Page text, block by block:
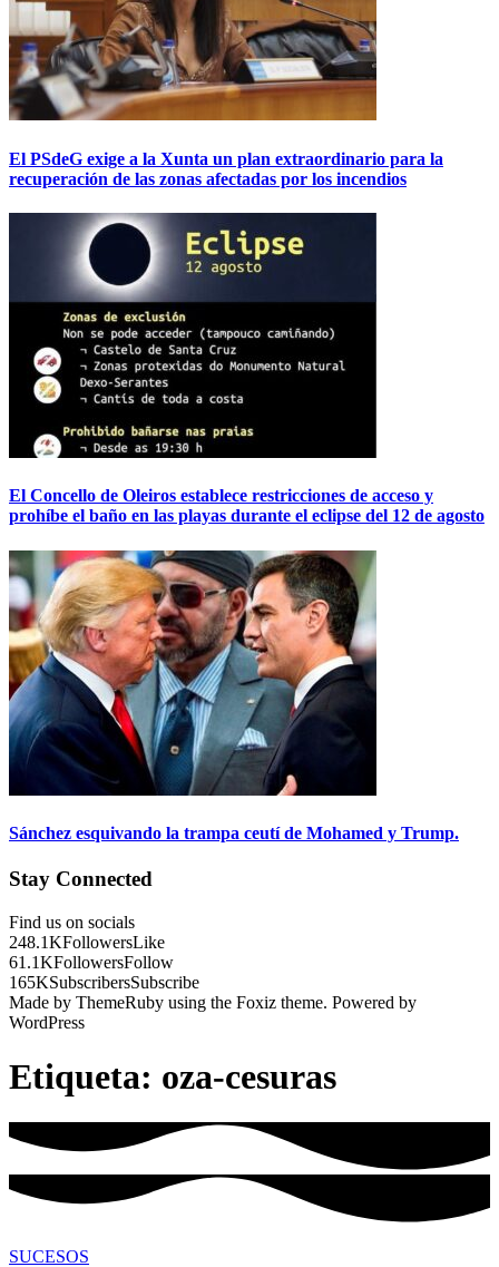
El PSdeG exige a la Xunta un plan extraordinario para la
recuperación de las zonas afectadas por los incendios
El Concello de Oleiros establece restricciones de acceso y
prohíbe el baño en las playas durante el eclipse del 12 de agosto
Sánchez esquivando la trampa ceutí de Mohamed y Trump.
Stay Connected
Find us on socials
248.1KFollowersLike
61.1KFollowersFollow
165KSubscribersSubscribe
Made by ThemeRuby using the Foxiz theme. Powered by
WordPress
Etiqueta: oza-cesuras
SUCESOS